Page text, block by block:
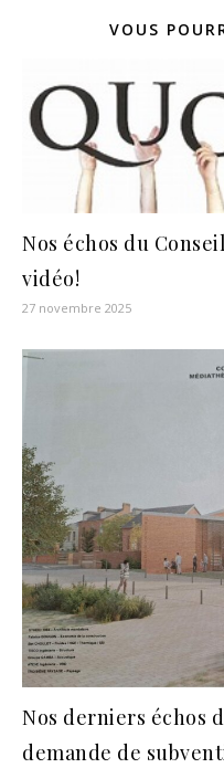
VOUS
Nos échos du
vidéo!
27 novembre 2025
Nos derniers échos
demande de